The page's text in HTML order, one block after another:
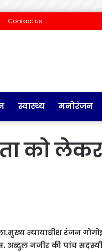
Contact us
स्वास्थ्य मनोरंजन
को
न्यायाधीश रंजन
अब्दुल नजीर की पांच